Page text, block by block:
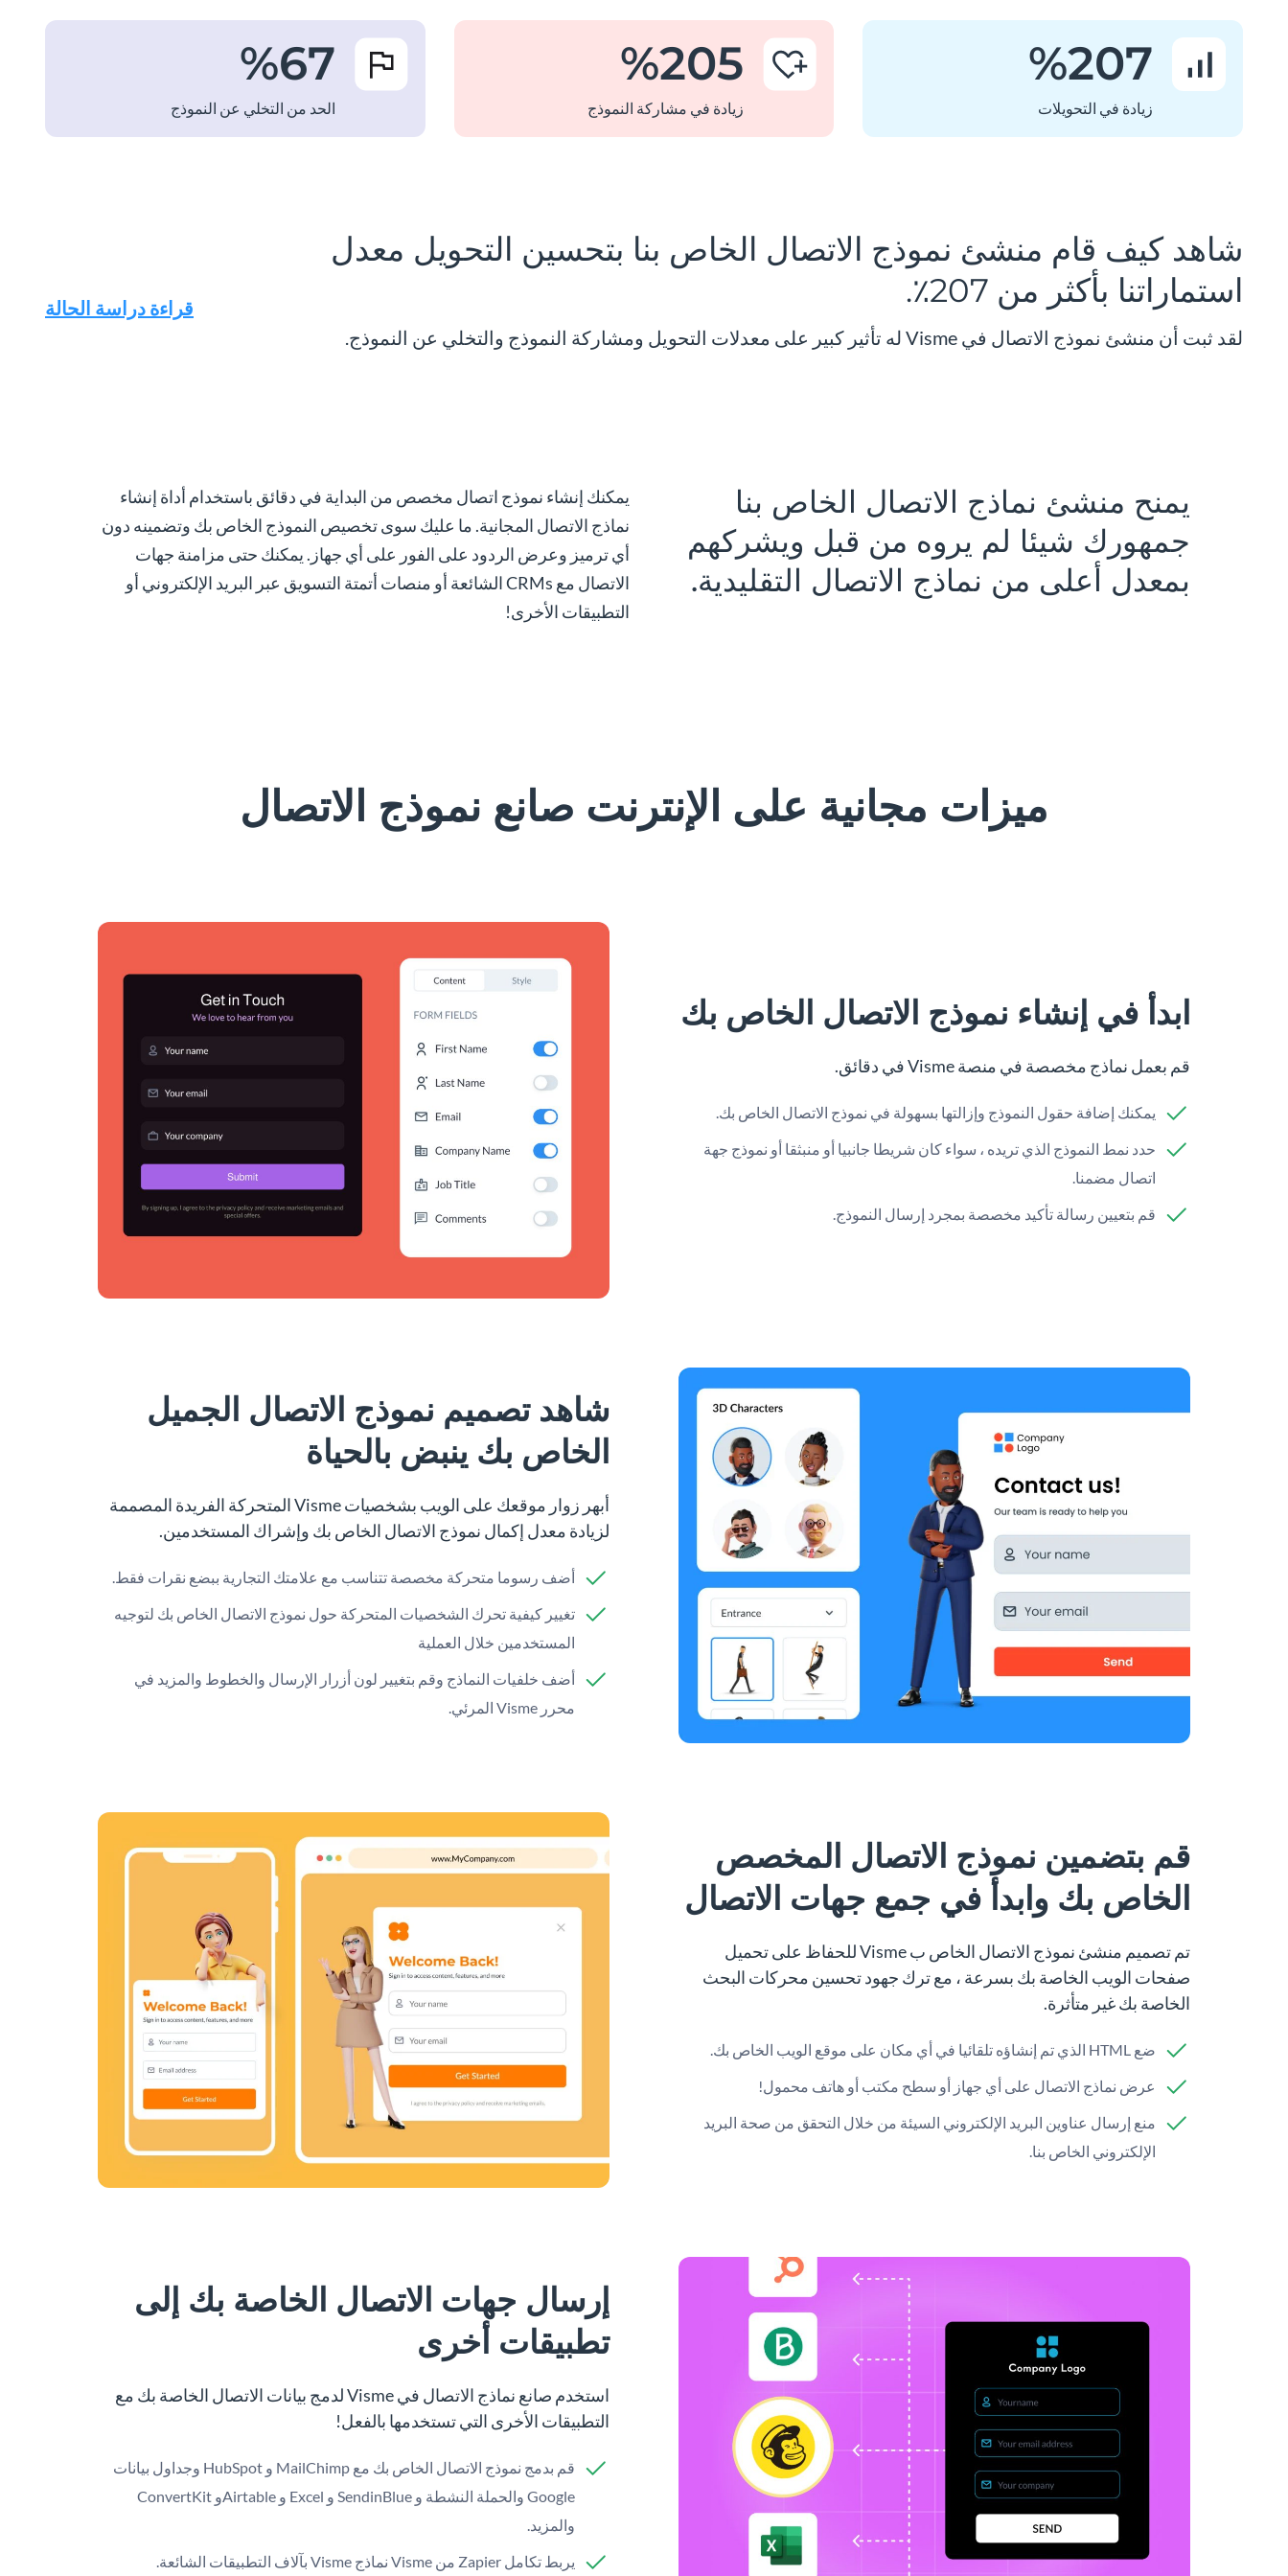
207
%
زيادة في التحويلات
205
%
زيادة في مشاركة النموذج
67
%
الحد من التخلي عن النموذج
شاهد كيف قام منشئ نموذج الاتصال الخاص بنا بتحسين التحويل معدل
استماراتنا بأكثر من 207٪.
لقد ثبت أن منشئ نموذج الاتصال في Visme له تأثير كبير على معدلات التحويل ومشاركة النموذج والتخلي عن النموذج.
قراءة دراسة الحالة
يمنح منشئ نماذج الاتصال الخاص بنا
جمهورك شيئا لم يروه من قبل ويشركهم
بمعدل أعلى من نماذج الاتصال التقليدية.
يمكنك إنشاء نموذج اتصال مخصص من البداية في دقائق باستخدام أداة إنشاء
نماذج الاتصال المجانية. ما عليك سوى تخصيص النموذج الخاص بك وتضمينه دون
أي ترميز وعرض الردود على الفور على أي جهاز. يمكنك حتى مزامنة جهات
الاتصال مع CRMs الشائعة أو منصات أتمتة التسويق عبر البريد الإلكتروني أو
التطبيقات الأخرى!
ميزات مجانية على الإنترنت صانع نموذج الاتصال
ابدأ في إنشاء نموذج الاتصال الخاص بك
قم بعمل نماذج مخصصة في منصة Visme في دقائق.
يمكنك إضافة حقول النموذج وإزالتها بسهولة في نموذج الاتصال الخاص بك.
حدد نمط النموذج الذي تريده ، سواء كان شريطا جانبيا أو منبثقا أو نموذج جهة
اتصال مضمنا.
قم بتعيين رسالة تأكيد مخصصة بمجرد إرسال النموذج.
شاهد تصميم نموذج الاتصال الجميل
الخاص بك ينبض بالحياة
أبهر زوار موقعك على الويب بشخصيات Visme المتحركة الفريدة المصممة
لزيادة معدل إكمال نموذج الاتصال الخاص بك وإشراك المستخدمين.
أضف رسوما متحركة مخصصة تتناسب مع علامتك التجارية ببضع نقرات فقط.
تغيير كيفية تحرك الشخصيات المتحركة حول نموذج الاتصال الخاص بك لتوجيه
المستخدمين خلال العملية
أضف خلفيات النماذج وقم بتغيير لون أزرار الإرسال والخطوط والمزيد في
محرر Visme المرئي.
قم بتضمين نموذج الاتصال المخصص
الخاص بك وابدأ في جمع جهات الاتصال
تم تصميم منشئ نموذج الاتصال الخاص ب Visme للحفاظ على تحميل
صفحات الويب الخاصة بك بسرعة ، مع ترك جهود تحسين محركات البحث
الخاصة بك غير متأثرة.
ضع HTML الذي تم إنشاؤه تلقائيا في أي مكان على موقع الويب الخاص بك.
عرض نماذج الاتصال على أي جهاز أو سطح مكتب أو هاتف محمول!
منع إرسال عناوين البريد الإلكتروني السيئة من خلال التحقق من صحة البريد
الإلكتروني الخاص بنا.
إرسال جهات الاتصال الخاصة بك إلى
تطبيقات أخرى
استخدم صانع نماذج الاتصال في Visme لدمج بيانات الاتصال الخاصة بك مع
التطبيقات الأخرى التي تستخدمها بالفعل!
قم بدمج نموذج الاتصال الخاص بك مع MailChimp و HubSpot وجداول بيانات
Google والحملة النشطة و SendinBlue و Excel و Airtableو ConvertKit
والمزيد.
يربط تكامل Zapier من Visme نماذج Visme بآلاف التطبيقات الشائعة.